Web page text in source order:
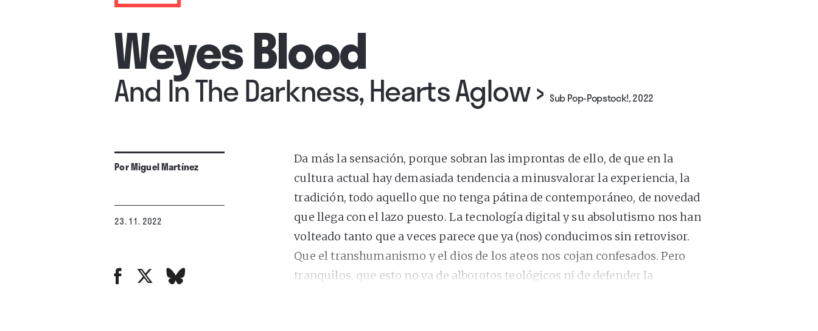
Weyes Blood
And In The Darkness, Hearts Aglow› Sub Pop-Popstock!, 2022
PorMiguel Martínez
23. 11. 2022
Da más la sensación, porque sobran las improntas de ello, de que en la
cultura actual hay demasiada tendencia a minusvalorar la experiencia, la
tradición, todo aquello que no tenga pátina de contemporáneo, de novedad
que llega con el lazo puesto. La tecnología digital y su absolutismo nos han
volteado tanto que a veces parece que ya (nos) conducimos sin retrovisor.
Que el transhumanismo y el dios de los ateos nos cojan confesados. Pero
tranquilos, que esto no va de alborotos teológicos ni de defender la